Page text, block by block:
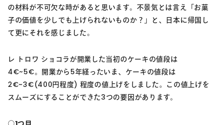
の材料が不可欠な時があると思います。不景気とは言え「お菓
子の価値を少しでも上げられないものか？」と、日本に帰国し
て更にそれを感じました。
レ トロワ ショコラが開業した当初のケーキの値段は
4€~5€。開業から5年経ったいま、ケーキの値段は
2€~3€(400円程度) 程度の値上げをしました。この値上げを
スムーズにすることができた3つの要因があります。